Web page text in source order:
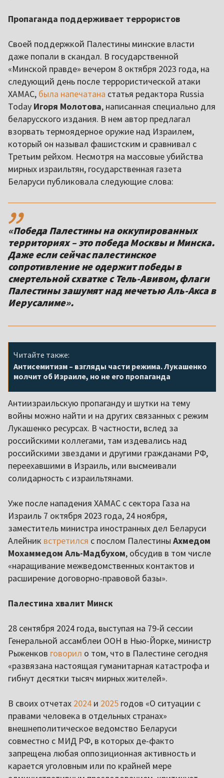
Пропаганда поддерживает террористов
Своей поддержкой Палестины минские власти
даже попали в скандал. В государственной
«Минской правде» вечером 8 октября 2023 года, на
следующий день после террористической атаки
ХАМАС, была напечатана статья редактора Russia
Today Игоря Молотова, написанная специально для
беларусского издания. В нем автор предлагал
взорвать термоядерное оружие над Израилем,
который он называл фашистским и сравнивал с
Третьим рейхом. Несмотря на массовые убийства
мирных израильтян, государственная газета
Беларуси публиковала следующие слова:
,,
«Победа Палестины на оккупированных
территориях – это победа Москвы и Минска.
Даже если сейчас палестинское
сопротивление не одержит победы в
смертельной схватке с Тель-Авивом, флаги
Палестины зашумят над мечетью Аль-Акса в
Иерусалиме».
Читайте также:
Антисемитизм – взгляды части режима. Лукашенко
молчит об Израиле, но не его пропаганда
Антиизраильскую пропаганду и шутки на тему
войны можно найти и на других связанных с режим
Лукашенко ресурсах. В частности, вслед за
российскими коллегами, там издевались над
российскими звездами и другими гражданами РФ,
переехавшими в Израиль, или высмеивали
солидарность с израильтянами.
Уже после нападения ХАМАС с сектора Газа на
Израиль 7 октября 2023 года, 24 ноября,
заместитель министра иностранных дел Беларуси
Алейник встретился с послом Палестины Ахмедом
Мохаммедом Аль-Мадбухом, обсудив в том числе
«наращивание межведомственных контактов и
расширение договорно-правовой базы».
Палестина хвалит Минск
28 сентября 2024 года, выступая на 79-й сессии
Генеральной ассамблеи ООН в Нью-Йорке, министр
Рыженков говорил о том, что в Палестине сегодня
«развязана настоящая гуманитарная катастрофа и
гибнут десятки тысяч мирных жителей».
В своих отчетах 2024 и 2025 годов «О ситуации с
правами человека в отдельных странах»
внешнеполитическое ведомство Беларуси
совместно с МИД РФ, в которых де-факто
запрещена любая оппозиционная активность и
карается уголовным или по крайней мере